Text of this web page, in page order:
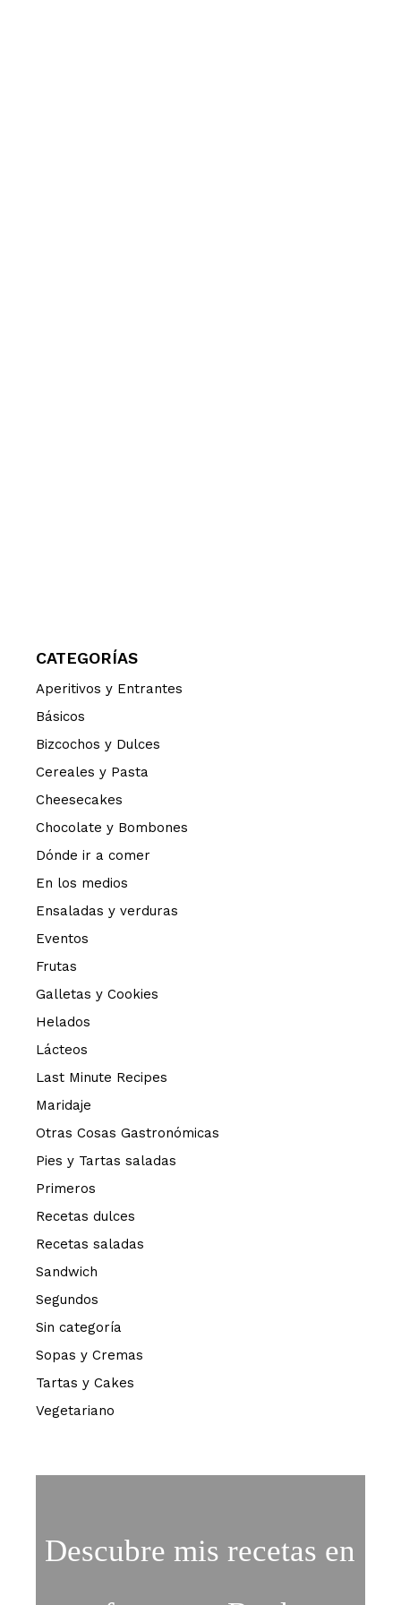
CATEGORÍAS
Aperitivos y Entrantes
Básicos
Bizcochos y Dulces
Cereales y Pasta
Cheesecakes
Chocolate y Bombones
Dónde ir a comer
En los medios
Ensaladas y verduras
Eventos
Frutas
Galletas y Cookies
Helados
Lácteos
Last Minute Recipes
Maridaje
Otras Cosas Gastronómicas
Pies y Tartas saladas
Primeros
Recetas dulces
Recetas saladas
Sandwich
Segundos
Sin categoría
Sopas y Cremas
Tartas y Cakes
Vegetariano
Descubre mis recetas en